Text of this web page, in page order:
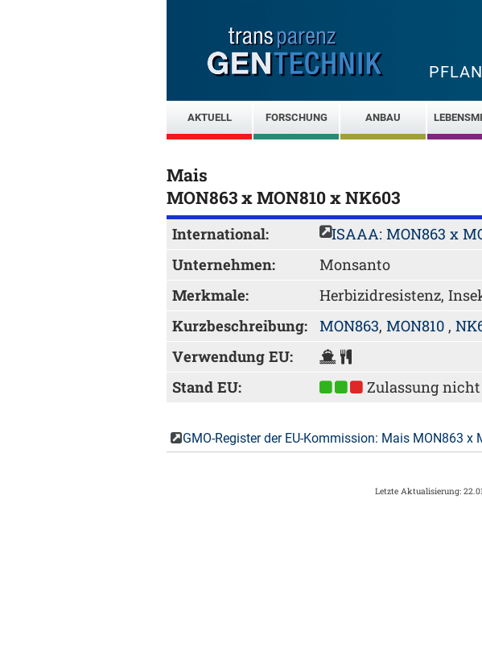
AKTUELL FORSCHUNG ANBAU
Mais
MON863 x MON810 x NK603
International:
ISAAA: MON863 x
Unternehmen:
Monsanto
Merkmale:
Herbizidresistenz,
Kurzbeschreibung:
MON863,MON810 ,
Verwendung EU:
Stand EU:
Zulassung
GMO-Register der EU-Kommission: Mais MON863 x
Letzte Aktualisierung: